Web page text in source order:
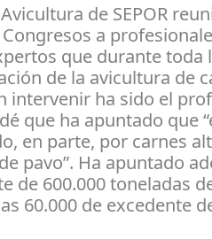
de SEPOR
a
que durante toda
de la avicultura de
intervenir ha sido el
que ha apuntado que
en parte, por carnes
pavo”. Ha apuntado
de 600.000 toneladas
60.000 de excedente